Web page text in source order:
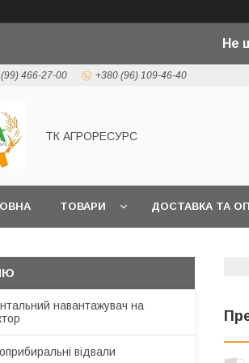
Не
466-27-00 +380 (96) 109-46-40
ТК АГРОРЕСУРС
ТОВАРИ ДОСТАВКА ТА
навантажувач на
відвали